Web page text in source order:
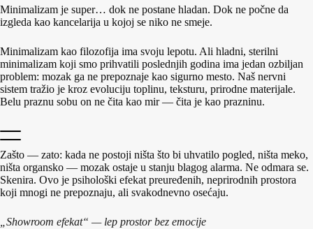
Minimalizam je super… dok ne postane hladan. Dok ne počne da
izgleda kao kancelarija u kojoj se niko ne smeje.
Minimalizam kao filozofija ima svoju lepotu. Ali hladni, sterilni
minimalizam koji smo prihvatili poslednjih godina ima jedan ozbiljan
problem: mozak ga ne prepoznaje kao sigurno mesto. Naš nervni
sistem tražio je kroz evoluciju toplinu, teksturu, prirodne materijale.
Belu praznu sobu on ne čita kao mir — čita je kao prazninu.
Zašto — zato: kada ne postoji ništa što bi uhvatilo pogled, ništa meko,
ništa organsko — mozak ostaje u stanju blagog alarma. Ne odmara se.
Skenira. Ovo je psihološki efekat preuređenih, neprirodnih prostora
koji mnogi ne prepoznaju, ali svakodnevno osećaju.
„Showroom efekat“ — lep prostor bez emocije